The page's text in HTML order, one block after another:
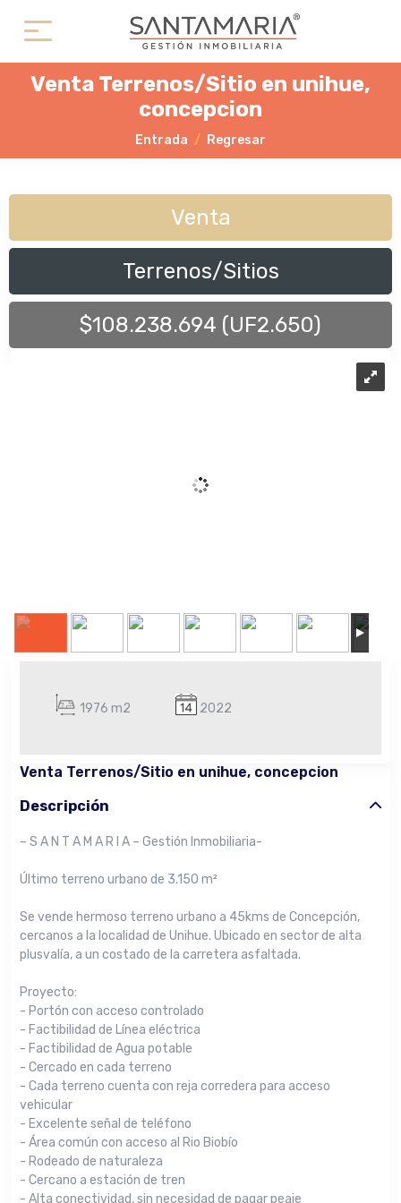
Venta Terrenos/Sitio en unihue,
concepcion
Entrada Regresar
Venta
Terrenos/Sitios
$108.238.694 (UF2.650)
1976 m2 2022
Venta Terrenos/Sitio en unihue, concepcion
Descripción
– S A N T A M A R I A – Gestión Inmobiliaria-
Último terreno urbano de 3.150 m²
Se vende hermoso terreno urbano a 45kms de Concepción,
cercanos a la localidad de Unihue. Ubicado en sector de alta
plusvalía, a un costado de la carretera asfaltada.
Proyecto:
- Portón con acceso controlado
- Factibilidad de Línea eléctrica
- Factibilidad de Agua potable
- Cercado en cada terreno
- Cada terreno cuenta con reja corredera para acceso
vehicular
- Excelente señal de teléfono
- Área común con acceso al Rio Biobío
- Rodeado de naturaleza
- Cercano a estación de tren
- Alta conectividad, sin necesidad de pagar peaje